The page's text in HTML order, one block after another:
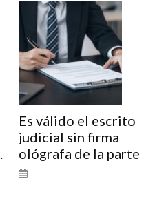
Es válido el escrito
judicial sin firma
ológrafa de la parte